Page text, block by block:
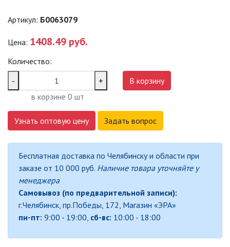
ОФИСНЫЕ ПОДВЕСНЫЕ
СВЕТИЛЬНИКИ «GEOMETRIA»
ПРОЖЕКТОРЫ
ФОНАРИ
САДОВО-ПАРКОВЫЕ
САДОВЫЕ СВЕТИЛЬНИКИ
СВЕТИЛЬНИКИ
Артикул: Б0063079
Цена: 1408.49 руб.
Количество:
-
+
в корзине 0 шт
В корзину
Узнать оптовую цену Задать вопрос
Бесплатная доставка по Челябинску и области при
заказе от 10 000 руб. Наличие товара уточняйте у
менеджера
Самовывоз (по предварительной записи):
г.Челябинск, пр.Победы, 172, Магазин «ЭРА»
пн-пт: 9:00 - 19:00, сб-вс: 10:00 - 18:00